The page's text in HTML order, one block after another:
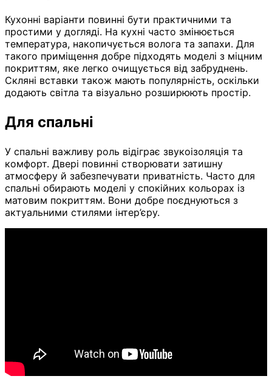
Кухонні варіанти повинні бути практичними та
простими у догляді. На кухні часто змінюється
температура, накопичується волога та запахи. Для
такого приміщення добре підходять моделі з міцним
покриттям, яке легко очищується від забруднень.
Скляні вставки також мають популярність, оскільки
додають світла та візуально розширюють простір.
Для спальні
У спальні важливу роль відіграє звукоізоляція та
комфорт. Двері повинні створювати затишну
атмосферу й забезпечувати приватність. Часто для
спальні обирають моделі у спокійних кольорах із
матовим покриттям. Вони добре поєднуються з
актуальними стилями інтер’єру.